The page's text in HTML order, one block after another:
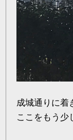
成城通りに着
ここをもう少